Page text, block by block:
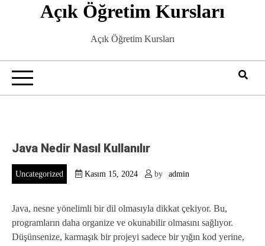
Açık Öğretim Kursları
Açık Öğretim Kursları
Java Nedir Nasıl Kullanılır
Uncategorized Kasım 15, 2024 by admin
Java, nesne yönelimli bir dil olmasıyla dikkat çekiyor. Bu,
programların daha organize ve okunabilir olmasını sağlıyor.
Düşünsenize, karmaşık bir projeyi sadece bir yığın kod yerine,